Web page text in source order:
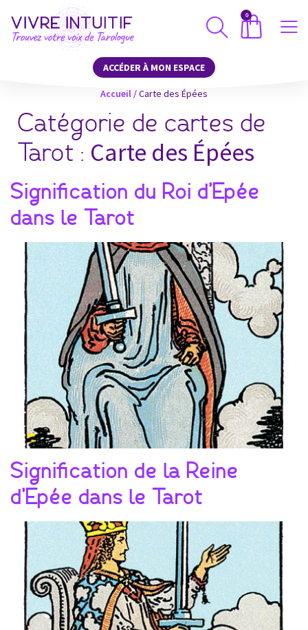
0
ACCÉDER À MON ESPACE
Accueil /Carte des Épées
Catégorie de cartes de
Tarot : Carte des Épées
Signification du Roi d’Epée
dans le Tarot
Signification de la Reine
d’Epée dans le Tarot